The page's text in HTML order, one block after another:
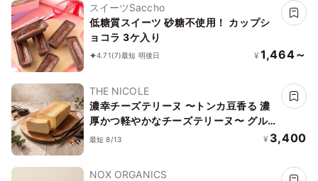
スイーツSaccho
低糖質スイーツ 砂糖不使用！ カップシ
ョコラ 3ケ入り
4.71(7)最短 明後日 ¥ 1,464～
THE NICOLE
濃幸チーズテリーヌ 〜トンカ豆香る 濃
厚かつ軽やかなチーズテリーヌ〜 グル
テンフリー
最短 8/13 ¥ 3,400
NOX ORGANICS